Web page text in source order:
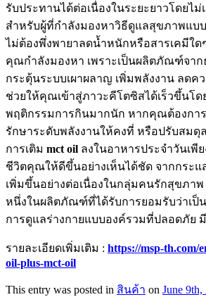
รับประทานได้ต่อเนื่องในระยะยาวโดยไม่
สำหรับผู้ที่กำลังมองหาวิธีดูแลสุขภาพแบบ
ไม่ต้องพึ่งพายาลดน้ำหนักหรือสารเคมีใด
คุณกำลังมองหา เพราะเป็นผลิตภัณฑ์จา
กระตุ้นระบบเผาผลาญ เพิ่มพลังงาน ลดค
ช่วยให้คุณเข้าสู่ภาวะคีโตซิสได้เร็วขึ้นโด
พฤติกรรมการกินมากนัก หากคุณต้องกา
รักษาระดับพลังงานให้คงที่ หรือปรับสมดุ
การเติม mct oil ลงในอาหารประจำวันเพี
ชีวิตคุณให้ดีขึ้นอย่างเห็นได้ชัด จากกระ
เพิ่มขึ้นอย่างต่อเนื่องในกลุ่มคนรักสุขภาพ
หนึ่งในผลิตภัณฑ์ที่ได้รับการยอมรับว่าเป็
การดูแลร่างกายแบบองค์รวมที่ปลอดภัย
รายละเอียดเพิ่มเติม : https://msp-th.com/
oil-plus-mct-oil
This entry was posted in สินค้า on June 9th,